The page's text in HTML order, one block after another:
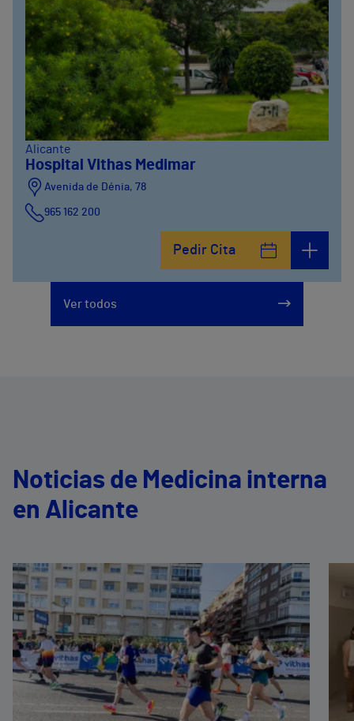
Alicante
Hospital Vithas Medimar
Avenida de Dénia, 78
965 162 200
Pedir Cita
Ver todos
Noticias de Medicina interna
en Alicante